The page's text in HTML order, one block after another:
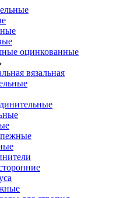
оцинкованные
вязальная